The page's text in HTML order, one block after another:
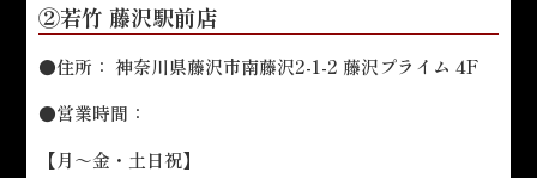
②若竹 藤沢駅前店
●住所： 神奈川県藤沢市南藤沢2-1-2 藤沢プライム 4F
●営業時間：
【月～金・土日祝】